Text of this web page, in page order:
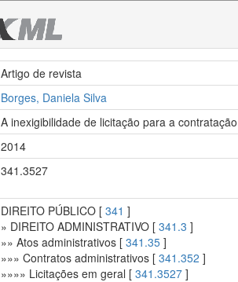
Artigo de revista
Borges, Daniela Silva
A inexigibilidade de licitação para a
2014
341.3527
DIREITO PÚBLICO [ 341 ]
» DIREITO ADMINISTRATIVO [ 341.3 ]
»» Atos administrativos [ 341.35 ]
»»» Contratos administrativos [ 341.352 ]
»»»» Licitações em geral [ 341.3527 ]